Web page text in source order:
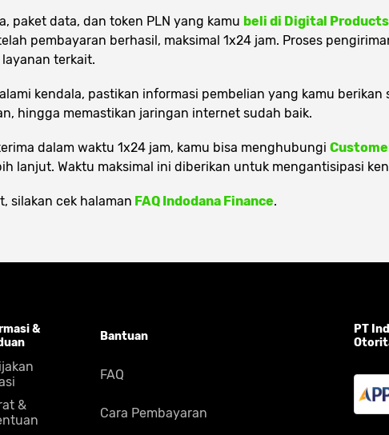
paket data, dan token PLN yang kamu beli di Digital
pembayaran berhasil, maksimal 1x24 jam. Proses
terkait.
kendala, pastikan informasi pembelian yang kamu berikan
hingga memastikan jaringan internet sudah baik.
dalam waktu 1x24 jam, kamu bisa menghubungi
lanjut. Waktu maksimal ini diberikan untuk mengantisipasi
silakan cek halaman FAQ Indodana Finance.
&
&
Bantuan
FAQ
Cara Pembayaran
PT